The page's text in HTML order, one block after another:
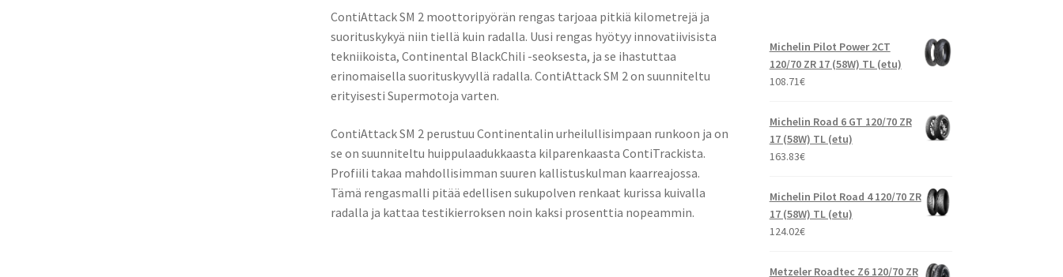
ContiAttack SM 2 moottoripyörän rengas tarjoaa pitkiä kilometrejä ja
suorituskykyä niin tiellä kuin radalla. Uusi rengas hyötyy innovatiivisista
tekniikoista, Continental BlackChili -seoksesta, ja se ihastuttaa
erinomaisella suorituskyvyllä radalla. ContiAttack SM 2 on suunniteltu
erityisesti Supermotoja varten.
ContiAttack SM 2 perustuu Continentalin urheilullisimpaan runkoon ja on
se on suunniteltu huippulaadukkaasta kilparenkaasta ContiTrackista.
Profiili takaa mahdollisimman suuren kallistuskulman kaarreajossa.
Tämä rengasmalli pitää edellisen sukupolven renkaat kurissa kuivalla
radalla ja kattaa testikierroksen noin kaksi prosenttia nopeammin.
Michelin Pilot Power 2CT
120/70 ZR 17 (58W) TL (etu)
108.71€
Michelin Road 6 GT 120/70 ZR
17 (58W) TL (etu)
163.83€
Michelin Pilot Road 4 120/70 ZR
17 (58W) TL (etu)
124.02€
Metzeler Roadtec Z6 120/70 ZR